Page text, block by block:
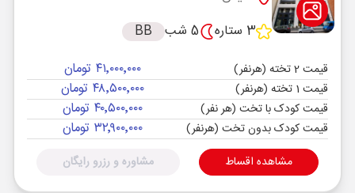
3 ستاره
5 شب BB
قیمت 2 تخته (هرنفر) ۴۱٬۰۰۰٬۰۰۰ تومان
قیمت 1 تخته (هرنفر) ۴۸٬۵۰۰٬۰۰۰ تومان
قیمت کودک با تخت (هر نفر) ۴۰٬۵۰۰٬۰۰۰ تومان
قیمت کودک بدون تخت (هرنفر) ۳۲٬۹۰۰٬۰۰۰ تومان
مشاهده اقساط مشاوره و رزرو رایگان